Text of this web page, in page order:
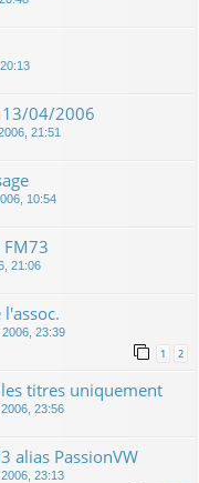
13/04/2006
21:51
10:54
21:06
2006, 23:39
1 2
les titres uniquement
23:56
alias PassionVW
23:13